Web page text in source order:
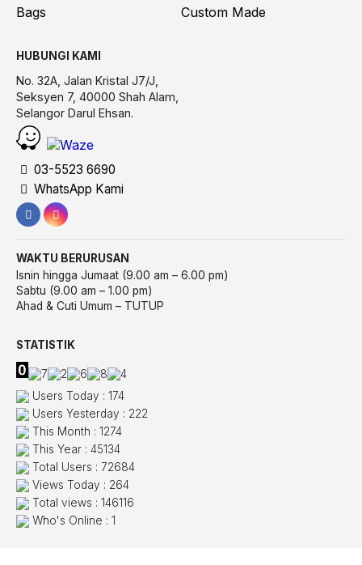
Bags
Custom Made
HUBUNGI KAMI
No. 32A, Jalan Kristal J7/J,
Seksyen 7, 40000 Shah Alam,
Selangor Darul Ehsan.
03-5523 6690
WhatsApp Kami
WAKTU BERURUSAN
Isnin hingga Jumaat (9.00 am – 6.00 pm)
Sabtu (9.00 am – 1.00 pm)
Ahad & Cuti Umum – TUTUP
STATISTIK
Users Today : 174
Users Yesterday : 222
This Month : 1274
This Year : 45134
Total Users : 72684
Views Today : 264
Total views : 146116
Who's Online : 1